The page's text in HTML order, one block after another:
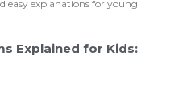
easy explanations for young
Explained for Kids: